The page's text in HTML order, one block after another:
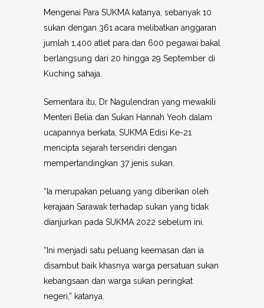
Mengenai Para SUKMA katanya, sebanyak 10
sukan dengan 361 acara melibatkan anggaran
jumlah 1,400 atlet para dan 600 pegawai bakal
berlangsung dari 20 hingga 29 September di
Kuching sahaja.
Sementara itu, Dr Nagulendran yang mewakili
Menteri Belia dan Sukan Hannah Yeoh dalam
ucapannya berkata, SUKMA Edisi Ke-21
mencipta sejarah tersendiri dengan
mempertandingkan 37 jenis sukan.
“Ia merupakan peluang yang diberikan oleh
kerajaan Sarawak terhadap sukan yang tidak
dianjurkan pada SUKMA 2022 sebelum ini.
“Ini menjadi satu peluang keemasan dan ia
disambut baik khasnya warga persatuan sukan
kebangsaan dan warga sukan peringkat
negeri,” katanya.